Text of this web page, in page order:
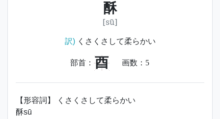
酥
[sū]
訳)くさくさして柔らかい
部首： 酉 画数： 5
【形容詞】 くさくさして柔らかい
酥sū